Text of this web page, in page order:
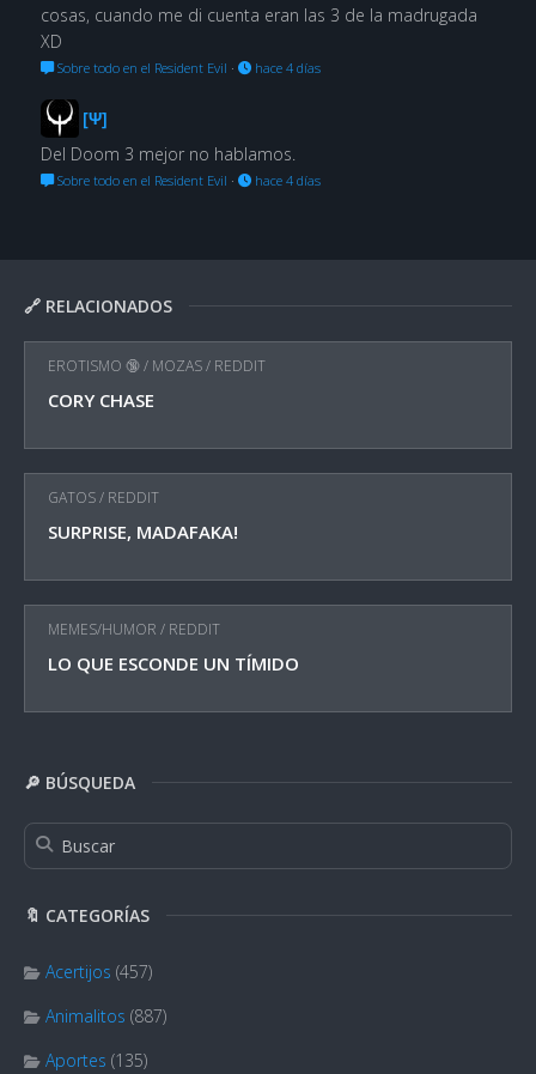
🔗 RELACIONADOS
EROTISMO 🔞/ MOZAS/ REDDIT
CORY CHASE
GATOS/ REDDIT
SURPRISE, MADAFAKA!
MEMES/HUMOR / REDDIT
LO QUE ESCONDE UN TÍMIDO
🔎 BÚSQUEDA
🔖 CATEGORÍAS
Acertijos (457)
Animalitos (887)
Aportes (135)
cosas, cuando me di cuenta eran las 3 de la madrugada
XD
Sobre todo en el Resident Evil · hace 4 días
[Ψ]
Del Doom 3 mejor no hablamos.
Sobre todo en el Resident Evil · hace 4 días